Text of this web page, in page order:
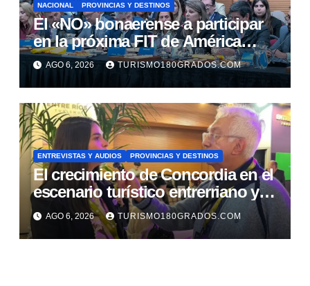
NACIONAL PROVINCIAS Y DESTINOS
El «NO» bonaerense a participar
en la próxima FIT de América
Latina
AGO 6, 2026 TURISMO180GRADOS.COM
ENTREVISTAS Y AUDIOS PROVINCIAS Y DESTINOS
El crecimiento de Concordia en el
escenario turístico entrerriano y
nacional
AGO 6, 2026 TURISMO180GRADOS.COM